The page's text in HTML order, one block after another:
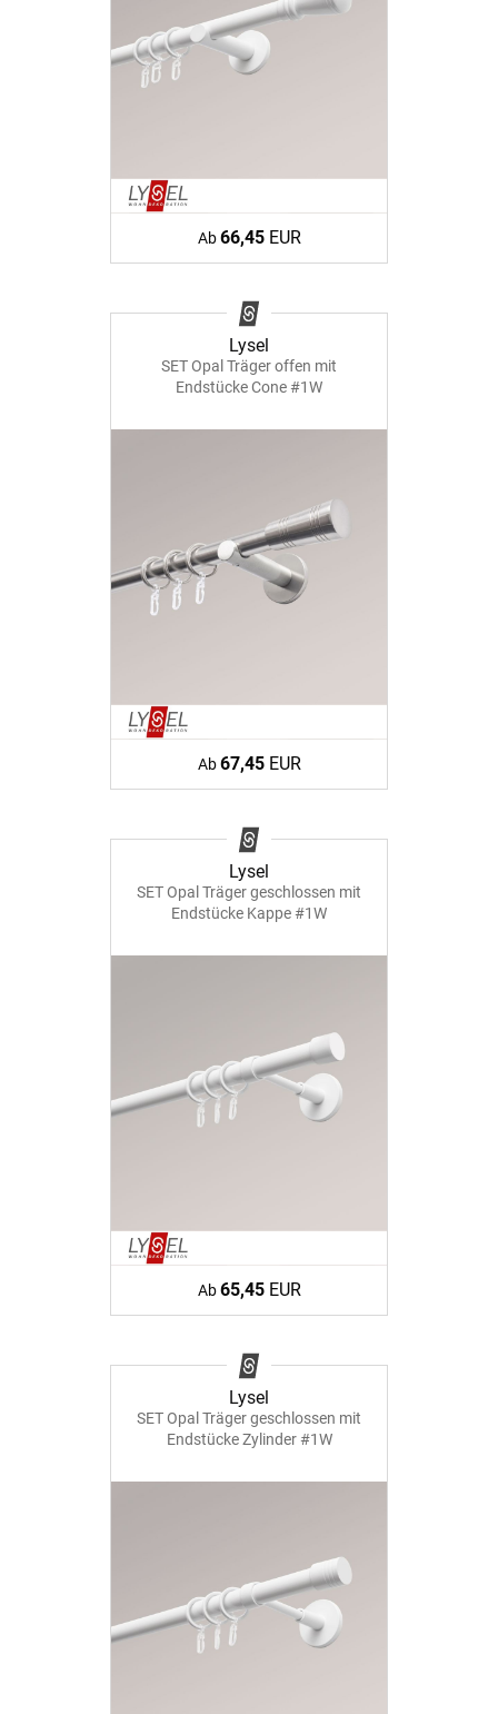
Ab66,45EUR
Lysel
SET Opal Träger offen mit
Endstücke Cone #1W
Ab67,45EUR
Lysel
SET Opal Träger geschlossen mit
Endstücke Kappe #1W
Ab65,45EUR
Lysel
SET Opal Träger geschlossen mit
Endstücke Zylinder #1W